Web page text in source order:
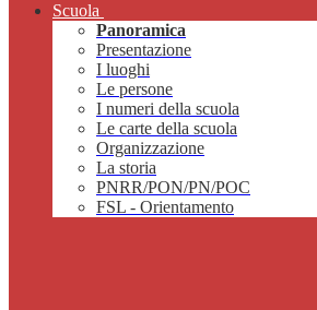
Scuola
Panoramica
Presentazione
I luoghi
Le persone
I numeri della scuola
Le carte della scuola
Organizzazione
La storia
PNRR/PON/PN/POC
FSL - Orientamento